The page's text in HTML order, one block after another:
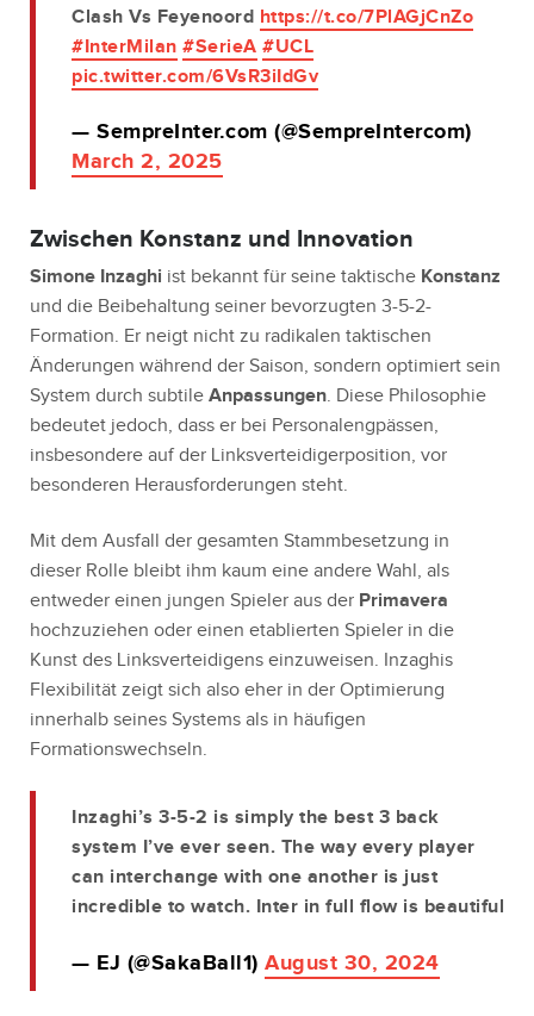
Clash Vs Feyenoord https://t.co/7PlAGjCnZo
#InterMilan #SerieA #UCL
pic.twitter.com/6VsR3iIdGv
— SempreInter.com (@SempreIntercom)
March 2, 2025
Zwischen Konstanz und Innovation
Simone Inzaghi ist bekannt für seine taktische Konstanz
und die Beibehaltung seiner bevorzugten 3-5-2-
Formation. Er neigt nicht zu radikalen taktischen
Änderungen während der Saison, sondern optimiert sein
System durch subtile Anpassungen. Diese Philosophie
bedeutet jedoch, dass er bei Personalengpässen,
insbesondere auf der Linksverteidigerposition, vor
besonderen Herausforderungen steht.
Mit dem Ausfall der gesamten Stammbesetzung in
dieser Rolle bleibt ihm kaum eine andere Wahl, als
entweder einen jungen Spieler aus der Primavera
hochzuziehen oder einen etablierten Spieler in die
Kunst des Linksverteidigens einzuweisen. Inzaghis
Flexibilität zeigt sich also eher in der Optimierung
innerhalb seines Systems als in häufigen
Formationswechseln.
Inzaghi’s 3-5-2 is simply the best 3 back
system I’ve ever seen. The way every player
can interchange with one another is just
incredible to watch. Inter in full flow is beautiful
— EJ (@SakaBall1) August 30, 2024